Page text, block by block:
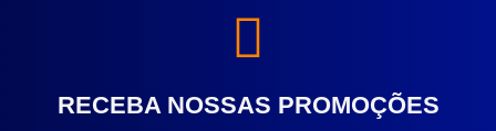
RECEBA NOSSAS PROMOÇÕES